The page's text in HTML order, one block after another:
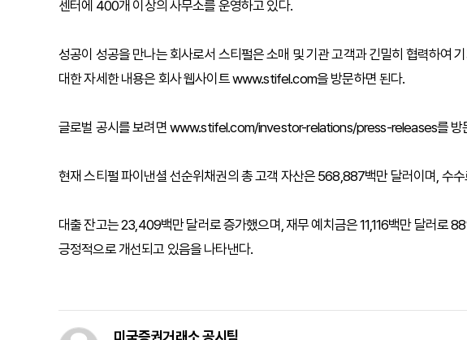
센터에 400개 이상의 사무소를 운영하고 있다.
성공이 성공을 만나는 회사로서 스티펄은 소매 및 기관 고객과 긴밀히 협력하여
대한 자세한 내용은 회사 웹사이트 www.stifel.com을 방문하면 된다.
글로벌 공시를 보려면 www.stifel.com/investor-relations/press-releases를 방
현재 스티펄 파이낸셜 선순위채권의 총 고객 자산은 568,887백만 달러이며, 수
대출 잔고는 23,409백만 달러로 증가했으며, 재무 예치금은 11,116백만 달러로
긍정적으로 개선되고 있음을 나타낸다.
미국증권거래소 공시팀